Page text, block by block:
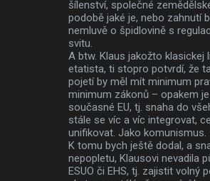
šílenství, společné
podobě jaké je, nebo zahnutí
nemluvě o špidlovině s
svitu.
A btw. Klaus jakožto klasickej
etatista, ti stopro potvrdí, že
pojetí by měl mít minimum
minimum zákonů – opakem
současné EU, tj. snaha do
stále se víc a víc integrovat,
unifikovat. Jako komunismus.
K tomu bych ještě dodal, a
nepopletu, Klausovi nevadila
ESUO či EHS, tj. zajistit volný